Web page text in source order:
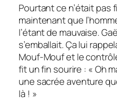
Pourtant ce n’était pas
maintenant que
l’étant de mauvaise.
s’emballait. Ça lui
Mouf-Mouf et le
fit un fin sourire : « Oh
une sacrée aventure
là ! »